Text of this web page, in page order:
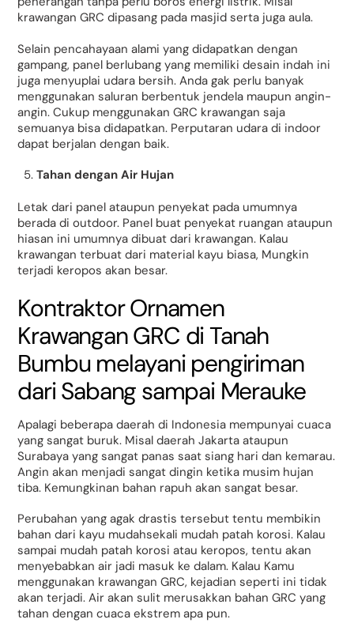
krawangan GRC dipasang pada masjid serta juga aula.
Selain pencahayaan alami yang didapatkan dengan
gampang, panel berlubang yang memiliki desain indah ini
juga menyuplai udara bersih. Anda gak perlu banyak
menggunakan saluran berbentuk jendela maupun angin-
angin. Cukup menggunakan GRC krawangan saja
semuanya bisa didapatkan. Perputaran udara di indoor
dapat berjalan dengan baik.
Tahan dengan Air Hujan
Letak dari panel ataupun penyekat pada umumnya
berada di outdoor. Panel buat penyekat ruangan ataupun
hiasan ini umumnya dibuat dari krawangan. Kalau
krawangan terbuat dari material kayu biasa, Mungkin
terjadi keropos akan besar.
Kontraktor Ornamen
Krawangan GRC di Tanah
Bumbu melayani pengiriman
dari Sabang sampai Merauke
Apalagi beberapa daerah di Indonesia mempunyai cuaca
yang sangat buruk. Misal daerah Jakarta ataupun
Surabaya yang sangat panas saat siang hari dan kemarau.
Angin akan menjadi sangat dingin ketika musim hujan
tiba. Kemungkinan bahan rapuh akan sangat besar.
Perubahan yang agak drastis tersebut tentu membikin
bahan dari kayu mudahsekali mudah patah korosi. Kalau
sampai mudah patah korosi atau keropos, tentu akan
menyebabkan air jadi masuk ke dalam. Kalau Kamu
menggunakan krawangan GRC, kejadian seperti ini tidak
akan terjadi. Air akan sulit merusakkan bahan GRC yang
tahan dengan cuaca ekstrem apa pun.